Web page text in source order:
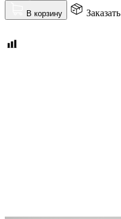
В корзину Заказать